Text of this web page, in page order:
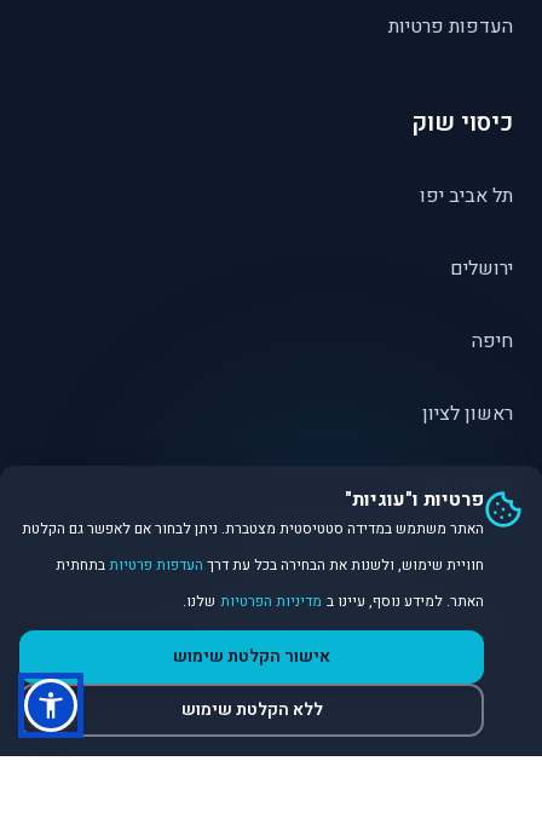
העדפות פרטיות
כיסוי שוק
תל אביב יפו
ירושלים
חיפה
ראשון לציון
פתח תקווה
©
פלטפורמת נתונים ובינה מלאכותית לניתוח שוק הנדל״ן.
פרטיות ו"עוגיות"
האתר משתמש במדידה סטטיסטית מצטברת. ניתן לבחור אם לאפשר גם הקלטת
חוויית שימוש, ולשנות את הבחירה בכל עת דרך העדפות פרטיותבתחתית
האתר. למידע נוסף, עיינו ב מדיניות הפרטיות שלנו.
אישור הקלטת שימוש
ללא הקלטת שימוש